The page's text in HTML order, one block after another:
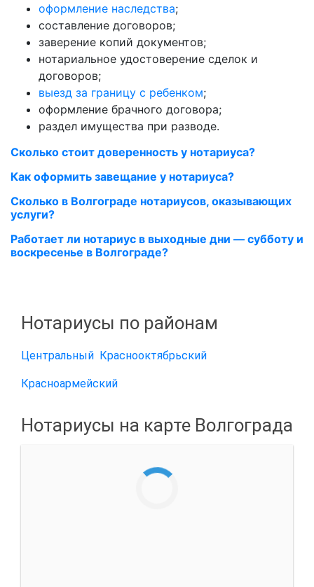
оформление наследства;
составление договоров;
заверение копий документов;
нотариальное удостоверение сделок и
договоров;
выезд за границу с ребенком;
оформление брачного договора;
раздел имущества при разводе.
Сколько стоит доверенность у нотариуса?
Как оформить завещание у нотариуса?
Сколько в Волгограде нотариусов, оказывающих
услуги?
Работает ли нотариус в выходные дни — субботу и
воскресенье в Волгограде?
Нотариусы по районам
Центральный Краснооктябрьский
Красноармейский
Нотариусы на карте Волгограда